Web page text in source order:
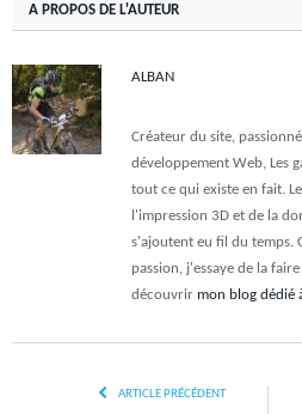
A PROPOS DE L'AUTEUR
ALBAN
Créateur du site,
développement Web, Les
tout ce qui existe en fait.
l'impression 3D et de la
s'ajoutent eu fil du temps.
passion, j'essaye de la
découvrir mon blog dédié
ARTICLE PRÉCÉDENT